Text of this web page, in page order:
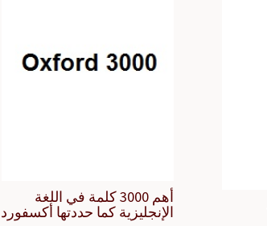
أهم 3000 كلمة في اللغة
الإنجليزية كما حددتها أكسفورد